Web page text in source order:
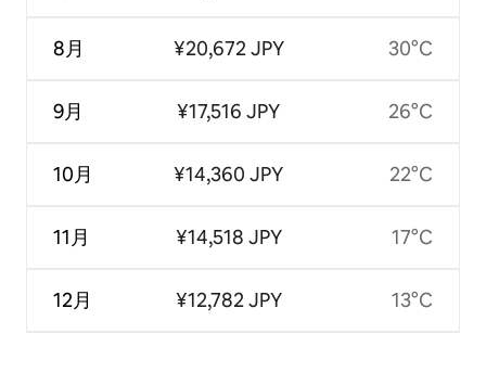
8月
9月
10月
11月
12月
¥20,672 JPY
¥17,516 JPY
¥14,360 JPY
¥14,518 JPY
¥12,782 JPY
30°C
26°C
22°C
17°C
13°C